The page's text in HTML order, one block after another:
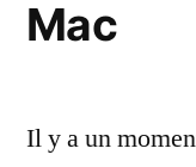
Mac
Il y a un